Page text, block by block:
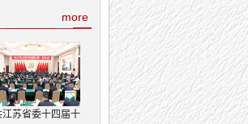
more
江苏省委十四届十